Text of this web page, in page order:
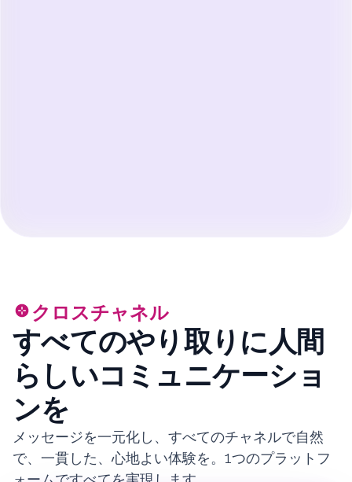
クロスチャネル
すべてのやり取りに人間
らしいコミュニケーショ
ンを
メッセージを一元化し、すべてのチャネルで自然
で、一貫した、心地よい体験を。1つのプラットフ